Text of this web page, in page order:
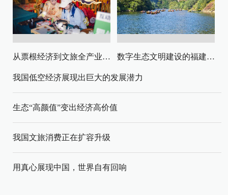
从票根经济到文旅全产业链升级 数字生态文明建设的福建路径与启示
我国低空经济展现出巨大的发展潜力
生态“高颜值”变出经济高价值
我国文旅消费正在扩容升级
用真心展现中国，世界自有回响